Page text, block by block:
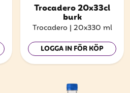
Trocadero 20x33cl
burk
Trocadero | 20x330 ml
LOGGA IN FÖR KÖP